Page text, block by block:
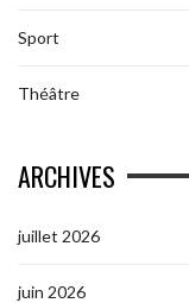
Sport
Théâtre
ARCHIVES
juillet 2026
juin 2026